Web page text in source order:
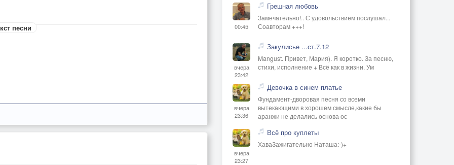
песни 00:45
Грешная любовь
Замечательно!.. С удовольствием послушал...
Соавторам +++!
вчера
23:42
Закулисье ...ст.7.12
Mangust. Привет, Мария). Я коротко. За песню,
стихи, исполнение + Всё как в жизни. Ум
вчера
23:36
Девочка в синем платье
Фундамент-дворовая песня со всеми
вытекающими в хорошем смысле,какие бы
аранжи не делались основа ос
вчера
23:27
Всё про куплеты
ХаваЗажигательно Наташа:-)+